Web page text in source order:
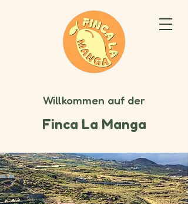
Willkommen auf der
Finca La Manga